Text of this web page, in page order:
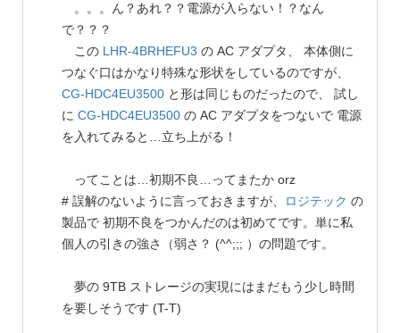
。。。ん？あれ？？電源が入らない！？なん
で？？？
この LHR-4BRHEFU3 の AC アダプタ、 本体側に
つなぐ口はかなり特殊な形状をしているのですが、
CG-HDC4EU3500 と形は同じものだったので、 試し
に CG-HDC4EU3500 の AC アダプタをつないで 電源
を入れてみると…立ち上がる！
ってことは…初期不良…ってまたか orz
# 誤解のないように言っておきますが、
ロジテック の
製品で 初期不良をつかんだのは初めてです。単に私
個人の引きの強さ（弱さ？ (^^;;; ）の問題です。
夢の 9TB ストレージの実現にはまだもう少し時間
を要しそうです (T-T)